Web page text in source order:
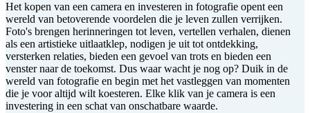
Het kopen van een camera en investeren in fotografie opent een
wereld van betoverende voordelen die je leven zullen verrijken.
Foto's brengen herinneringen tot leven, vertellen verhalen, dienen
als een artistieke uitlaatklep, nodigen je uit tot ontdekking,
versterken relaties, bieden een gevoel van trots en bieden een
venster naar de toekomst. Dus waar wacht je nog op? Duik in de
wereld van fotografie en begin met het vastleggen van momenten
die je voor altijd wilt koesteren. Elke klik van je camera is een
investering in een schat van onschatbare waarde.